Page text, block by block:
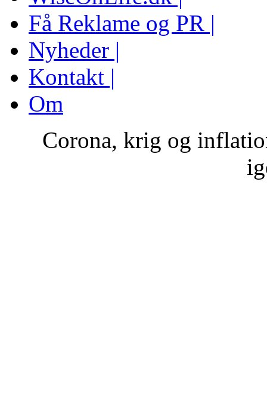
Få Reklame og PR |
Nyheder |
Kontakt |
Om
Corona, krig og